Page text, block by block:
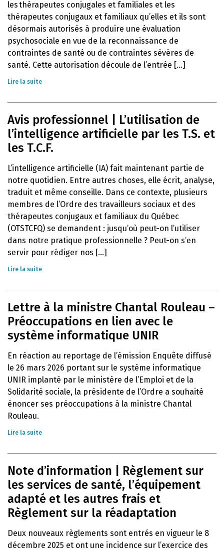
les thérapeutes conjugales et familiales et les
thérapeutes conjugaux et familiaux qu’elles et ils sont
désormais autorisés à produire une évaluation
psychosociale en vue de la reconnaissance de
contraintes de santé ou de contraintes sévères de
santé. Cette autorisation découle de l’entrée [...]
Lire la suite
Avis professionnel | L’utilisation de
l’intelligence artificielle par les T.S. et
les T.C.F.
L’intelligence artificielle (IA) fait maintenant partie de
notre quotidien. Entre autres choses, elle écrit, analyse,
traduit et même conseille. Dans ce contexte, plusieurs
membres de l’Ordre des travailleurs sociaux et des
thérapeutes conjugaux et familiaux du Québec
(OTSTCFQ) se demandent : jusqu’où peut-on l’utiliser
dans notre pratique professionnelle ? Peut-on s’en
servir pour rédiger nos [...]
Lire la suite
Lettre à la ministre Chantal Rouleau –
Préoccupations en lien avec le
système informatique UNIR
En réaction au reportage de l’émission Enquête diffusé
le 26 mars 2026 portant sur le système informatique
UNIR implanté par le ministère de l’Emploi et de la
Solidarité sociale, la présidente de l’Ordre a souhaité
énoncer ses préoccupations à la ministre Chantal
Rouleau.
Lire la suite
Note d’information | Règlement sur
les services de santé, l’équipement
adapté et les autres frais et
Règlement sur la réadaptation
Deux nouveaux règlements sont entrés en vigueur le 8
décembre 2025 et ont une incidence sur l’exercice des